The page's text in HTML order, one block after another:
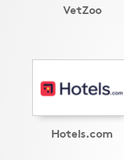
VetZoo
Hotels.com